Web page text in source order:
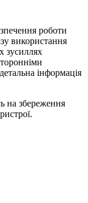
роботи
використання
зусиллях
інформація
на збереження